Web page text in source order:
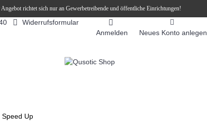
richtet sich nur an Gewerbetreibende und öffentliche Einrichtungen!
Widerrufsformular
Anmelden
Neues Konto anlegen
Up